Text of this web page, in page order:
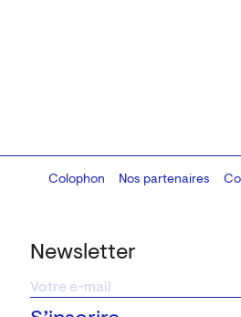
Newsletter
Colophon
Design:Marcel Kaczmarek, code:
Nos partenaires